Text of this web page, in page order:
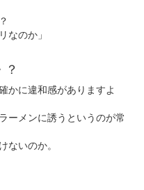
なのか」
かに違和感がありますよ
ーメンに誘うというのが常
ないのか。